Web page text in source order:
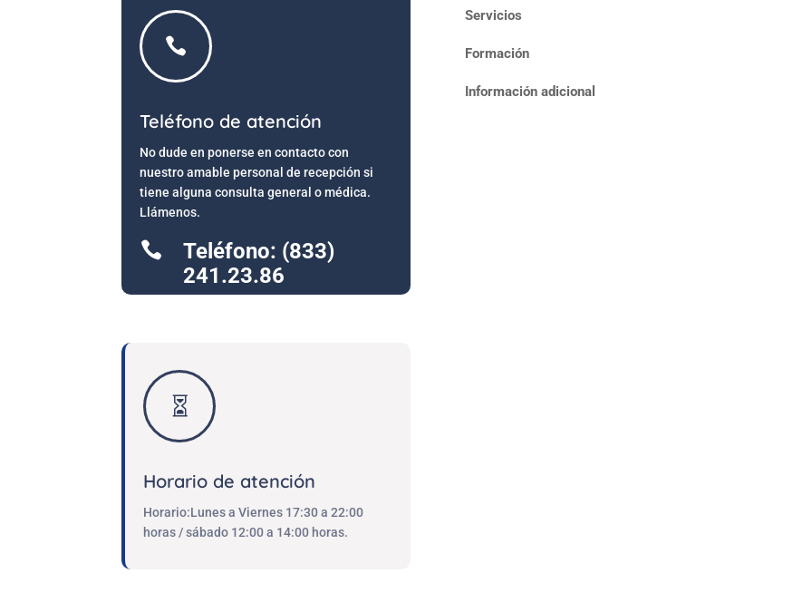

Teléfono de atención
No dude en ponerse en contacto con
nuestro amable personal de recepción si
tiene alguna consulta general o médica.
Llámenos.

Teléfono: (833)
241.23.86

Horario de atención
Horario:Lunes a Viernes 17:30 a 22:00
horas / sábado 12:00 a 14:00 horas.
Servicios
Formación
Información adicional